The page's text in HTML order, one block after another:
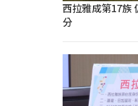
西拉雅成第17族
分